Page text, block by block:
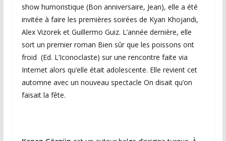
show humoristique (Bon anniversaire, Jean), elle a été
invitée à faire les premières soirées de Kyan Khojandi,
Alex Vizorek et Guillermo Guiz. L’année dernière, elle
sort un premier roman Bien sûr que les poissons ont
froid (Ed. L’Iconoclaste) sur une rencontre faite via
Internet alors qu’elle était adolescente. Elle revient cet
automne avec un nouveau spectacle On disait qu’on
faisait la fête.